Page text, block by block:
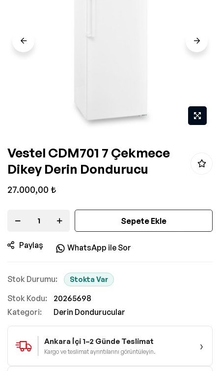
galerisinin
başlangıcına
Vestel CDM701 7 Çekmece
Dikey Derin Dondurucu
27.000,00 ₺
Sepete Ekle
Paylaş WhatsApp ile Sor
Stokta Var
Stok Kodu
20265698
Kategori:
Derin Dondurucular
Ankara İçi 1–2 Günde Teslimat
Kargo ve teslimat ayrıntılarını görüntüleyin. ›